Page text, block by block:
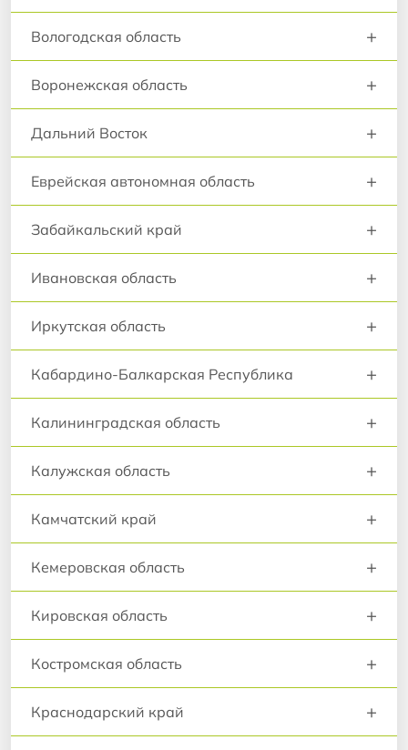
Вологодская область +
Воронежская область +
Дальний Восток +
Еврейская автономная область +
Забайкальский край +
Ивановская область +
Иркутская область +
Кабардино-Балкарская Республика +
Калининградская область +
Калужская область +
Камчатский край +
Кемеровская область +
Кировская область +
Костромская область +
Краснодарский край +